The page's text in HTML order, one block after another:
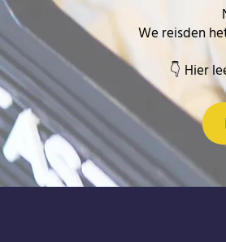
We reisden
👇 Hier